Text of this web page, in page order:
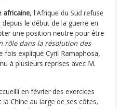
africaine, l'Afrique du Sud refuse
le début de la guerre en
une position neutre pour être
rôle dans la résolution des
fois expliqué Cyril Ramaphosa,
à plusieurs reprises avec M.
en février des exercices
la Chine au large de ses côtes,